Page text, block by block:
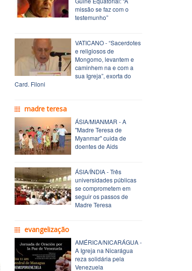
missão se faz com o
testemunho”
VATICANO - “Sacerdotes
e religiosos de
Mongomo, levantem e
caminhem na e com a
sua Igreja”, exorta do
Card. Filoni
madre teresa
ÁSIA/MIANMAR - A
"Madre Teresa de
Myanmar" cuida de
doentes de Aids
ÁSIA/ÍNDIA - Três
universidades públicas
se comprometem em
seguir os passos de
Madre Teresa
evangelização
AMÉRICA/NICARÁGUA -
A Igreja na Nicarágua
reza solidária pela
Venezuela